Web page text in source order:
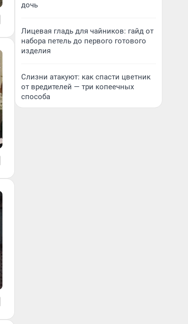
дочь
Лицевая гладь для чайников: гайд от
набора петель до первого готового
изделия
Слизни атакуют: как спасти цветник
от вредителей — три копеечных
способа